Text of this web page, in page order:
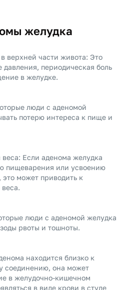
желудка
верхней части живота: Это
периодическая боль
в желудке.
люди с аденомой
потерю интереса к пище и
Если аденома желудка
пищеварения или усвоению
может приводить к
люди с аденомой желудка
рвоты и тошноты.
находится близко к
соединению, она может
в желудочно-кишечном
в виде крови в стуле